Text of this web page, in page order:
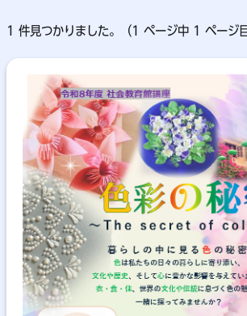
1 件見つかりました。（1 ページ中 1 ページ目